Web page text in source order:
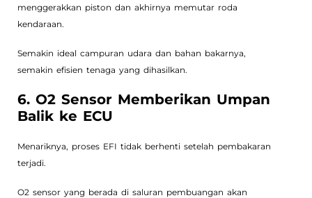
menggerakkan piston dan akhirnya memutar roda
kendaraan.
Semakin ideal campuran udara dan bahan bakarnya,
semakin efisien tenaga yang dihasilkan.
6. O2 Sensor Memberikan Umpan
Balik ke ECU
Menariknya, proses EFI tidak berhenti setelah pembakaran
terjadi.
O2 sensor yang berada di saluran pembuangan akan